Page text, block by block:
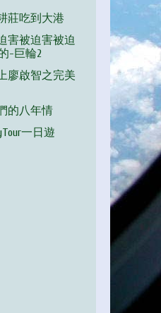
莊吃到大港
害被迫害被迫
-巨輪2
廖啟智之完美
的八年情
一日遊